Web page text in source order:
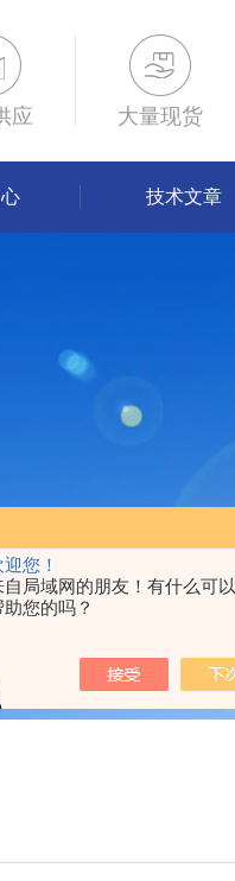
您！
自局域网的朋友！有什么可以
助您的吗？
应 大量现货
技术文章